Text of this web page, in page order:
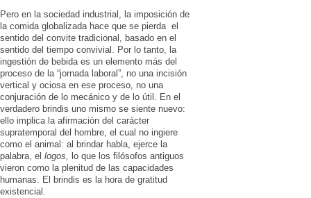
Pero en la sociedad industrial, la im­posición de
la comida globalizada hace que se pierda el
sentido del convite tra­dicional, basado en el
sentido del tiempo convivial. Por lo tanto, la
ingestión de bebida es un elemento más del
proceso de la “jornada laboral”, no una incisión
vertical y ociosa en ese proceso, no una
conjuración de lo mecánico y de lo útil. En el
verdadero brindis uno mismo se siente nuevo:
ello implica la afirmación del carácter
supratemporal del hombre, el cual no ingiere
como el animal: al brin­dar habla, ejerce la
palabra, el logos, lo que los filósofos antiguos
vieron como la plenitud de las capacidades
humanas. El brindis es la hora de gratitud
existencial.